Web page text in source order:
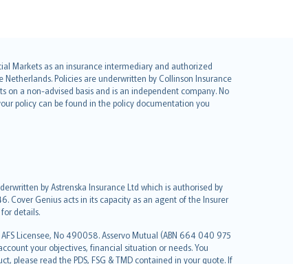
Markets as an insurance intermediary and authorized
Policies are underwritten by Collinson Insurance
on a non-advised basis and is an independent company. No
policy can be found in the policy documentation you
by Astrenska Insurance Ltd which is authorised by
Cover Genius acts in its capacity as an agent of the Insurer
details.
Licensee, No 490058. Asservo Mutual (ABN 664 040 975
your objectives, financial situation or needs. You
please read the PDS, FSG & TMD contained in your quote. If